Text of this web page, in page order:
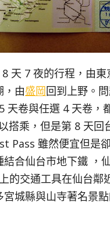
天 7 夜的行程，由東
，由盛岡回到上野。
天卷與任選 4 天卷，
搭乘，但是第 8 天
Pass 雖然便宜但是
合仙台市地下鐵 ，
的交通工具在仙台鄰
城縣與山寺著名景